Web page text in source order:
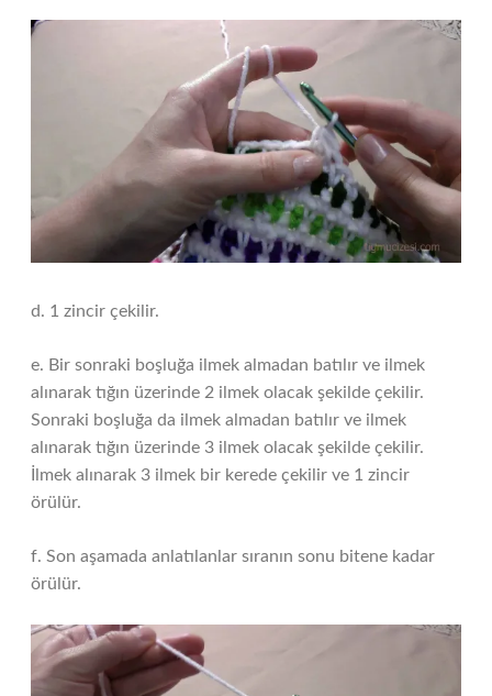
d. 1 zincir çekilir.
e. Bir sonraki boşluğa ilmek almadan batılır ve ilmek
alınarak tığın üzerinde 2 ilmek olacak şekilde çekilir.
Sonraki boşluğa da ilmek almadan batılır ve ilmek
alınarak tığın üzerinde 3 ilmek olacak şekilde çekilir.
İlmek alınarak 3 ilmek bir kerede çekilir ve 1 zincir
örülür.
f. Son aşamada anlatılanlar sıranın sonu bitene kadar
örülür.